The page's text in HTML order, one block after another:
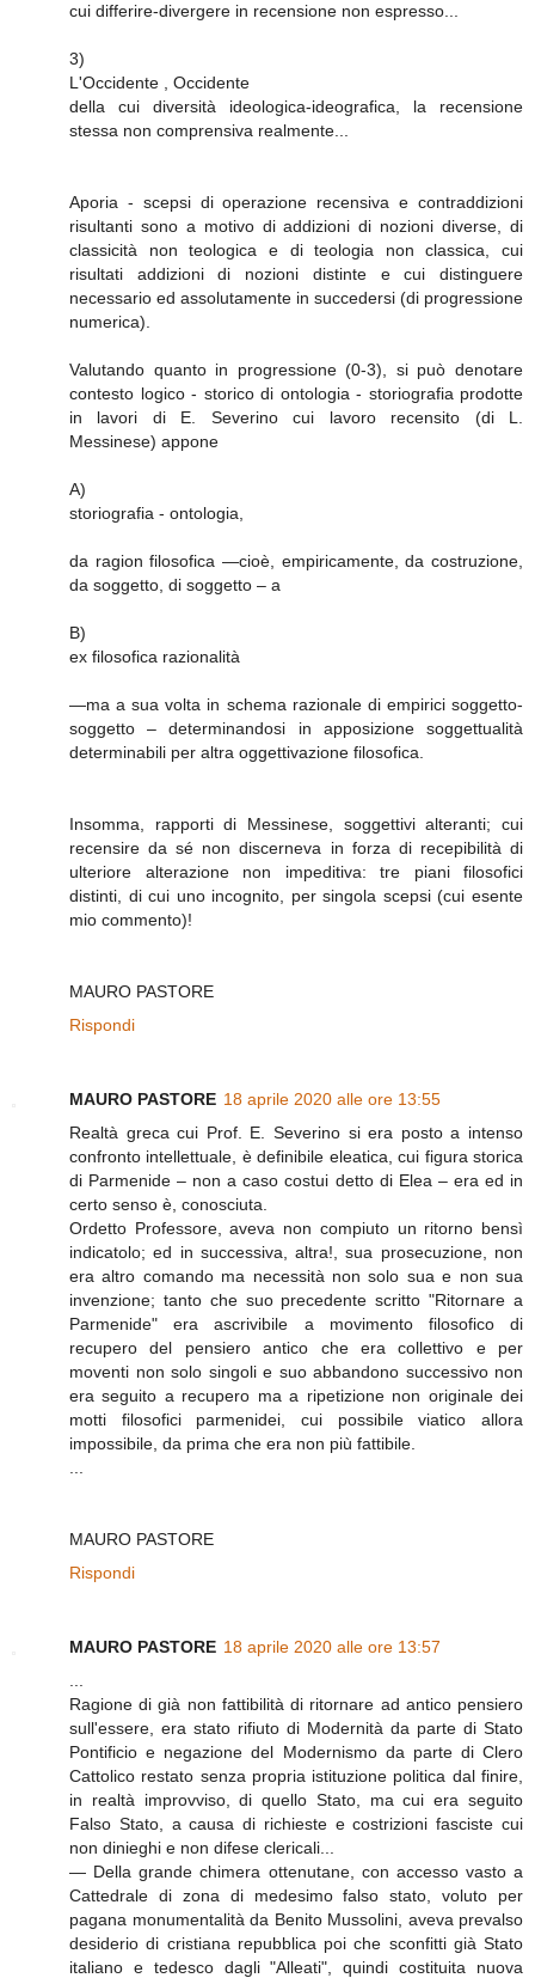
cui differire-divergere in recensione non espresso...
3)
L'Occidente , Occidente
della cui diversità ideologica-ideografica, la recensione
stessa non comprensiva realmente...
Aporia - scepsi di operazione recensiva e contraddizioni
risultanti sono a motivo di addizioni di nozioni diverse, di
classicità non teologica e di teologia non classica, cui
risultati addizioni di nozioni distinte e cui distinguere
necessario ed assolutamente in succedersi (di progressione
numerica).
Valutando quanto in progressione (0-3), si può denotare
contesto logico - storico di ontologia - storiografia prodotte
in lavori di E. Severino cui lavoro recensito (di L.
Messinese) appone
A)
storiografia - ontologia,
da ragion filosofica —cioè, empiricamente, da costruzione,
da soggetto, di soggetto – a
B)
ex filosofica razionalità
—ma a sua volta in schema razionale di empirici soggetto-
soggetto – determinandosi in apposizione soggettualità
determinabili per altra oggettivazione filosofica.
Insomma, rapporti di Messinese, soggettivi alteranti; cui
recensire da sé non discerneva in forza di recepibilità di
ulteriore alterazione non impeditiva: tre piani filosofici
distinti, di cui uno incognito, per singola scepsi (cui esente
mio commento)!
MAURO PASTORE
Rispondi
MAURO PASTORE 18 aprile 2020 alle ore 13:55
Realtà greca cui Prof. E. Severino si era posto a intenso
confronto intellettuale, è definibile eleatica, cui figura storica
di Parmenide – non a caso costui detto di Elea – era ed in
certo senso è, conosciuta.
Ordetto Professore, aveva non compiuto un ritorno bensì
indicatolo; ed in successiva, altra!, sua prosecuzione, non
era altro comando ma necessità non solo sua e non sua
invenzione; tanto che suo precedente scritto "Ritornare a
Parmenide" era ascrivibile a movimento filosofico di
recupero del pensiero antico che era collettivo e per
moventi non solo singoli e suo abbandono successivo non
era seguito a recupero ma a ripetizione non originale dei
motti filosofici parmenidei, cui possibile viatico allora
impossibile, da prima che era non più fattibile.
MAURO PASTORE
Rispondi
MAURO PASTORE 18 aprile 2020 alle ore 13:57
Ragione di già non fattibilità di ritornare ad antico pensiero
sull'essere, era stato rifiuto di Modernità da parte di Stato
Pontificio e negazione del Modernismo da parte di Clero
Cattolico restato senza propria istituzione politica dal finire,
in realtà improvviso, di quello Stato, ma cui era seguito
Falso Stato, a causa di richieste e costrizioni fasciste cui
non dinieghi e non difese clericali...
— Della grande chimera ottenutane, con accesso vasto a
Cattedrale di zona di medesimo falso stato, voluto per
pagana monumentalità da Benito Mussolini, aveva prevalso
desiderio di cristiana repubblica poi che sconfitti già Stato
italiano e tedesco dagli "Alleati", quindi costituita nuova